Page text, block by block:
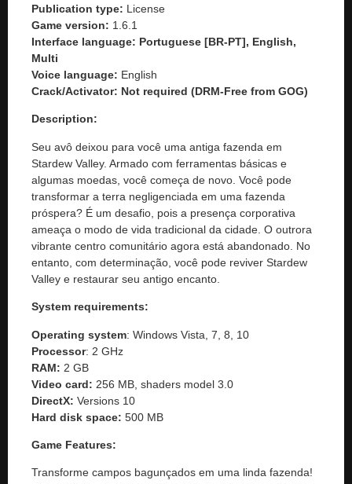
Publication type: License
Game version: 1.6.1
Interface language: Portuguese [BR-PT], English,
Multi
Voice language: English
Crack/Activator: Not required (DRM-Free from GOG)
Description:
Seu avô deixou para você uma antiga fazenda em
Stardew Valley. Armado com ferramentas básicas e
algumas moedas, você começa de novo. Você pode
transformar a terra negligenciada em uma fazenda
próspera? É um desafio, pois a presença corporativa
ameaça o modo de vida tradicional da cidade. O outrora
vibrante centro comunitário agora está abandonado. No
entanto, com determinação, você pode reviver Stardew
Valley e restaurar seu antigo encanto.
System requirements:
Operating system: Windows Vista, 7, 8, 10
Processor: 2 GHz
RAM: 2 GB
Video card: 256 MB, shaders model 3.0
DirectX: Versions 10
Hard disk space: 500 MB
Game Features:
Transforme campos bagunçados em uma linda fazenda!